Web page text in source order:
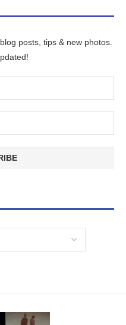
posts, tips & new photos.